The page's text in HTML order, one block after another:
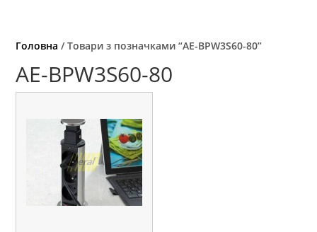
Головна / Товари з позначками “AE-BPW3S60-80”
AE-BPW3S60-80